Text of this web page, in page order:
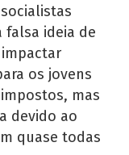
falsa ideia de
os jovens
mas
devido ao
quase todas